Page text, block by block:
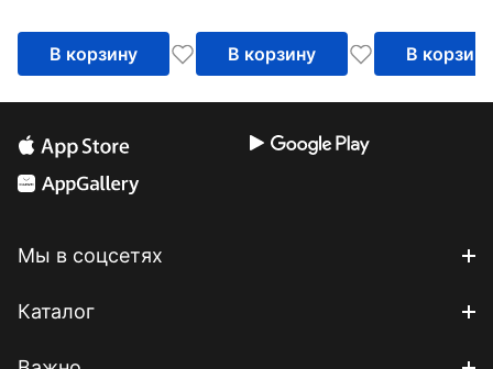
В корзину В корзину В корзину
Мы в соцсетях
Каталог